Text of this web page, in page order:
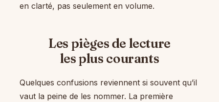
en clarté, pas seulement en volume.
Les pièges de lecture
les plus courants
Quelques confusions reviennent si souvent qu’il
vaut la peine de les nommer. La première